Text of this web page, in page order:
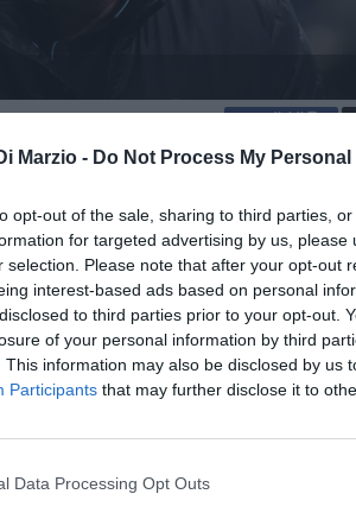
Marzio - Do Not Process My
opt-out of the sale, sharing to third parties,
for targeted advertising by us,
selection. Please note that after your opt-out
interest-based ads based on personal
to third parties prior to your opt-out.
of your personal information by third
This information may also be disclosed by us
Participants that may further disclose it to
Data Processing Opt Outs
condividi
era volato in Grecia per
alla sua nuova avventura sulla
di oggi, 12 maggio, in Grecia e
club. Come vi abbiamo raccontato, l'ex
scorse settimane, Mazzarri era volato